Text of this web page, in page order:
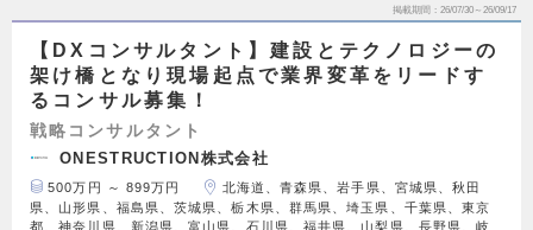
掲載期間 26/07/30～26/09/17
【DXコンサルタント】建設とテクノロジーの
架け橋となり現場起点で業界変革をリードす
るコンサル募集！
戦略コンサルタント
ONESTRUCTION株式会社
500万円 ～ 899万円
北海道、青森県、岩手県、宮城県、秋田
県、山形県、福島県、茨城県、栃木県、群馬県、埼玉県、千葉県、東京
都、神奈川県、新潟県、富山県、石川県、福井県、山梨県、長野県、岐